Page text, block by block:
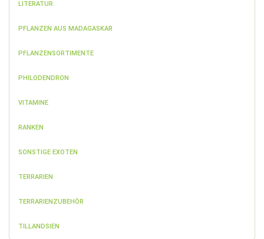
LITERATUR
PFLANZEN AUS MADAGASKAR
PFLANZENSORTIMENTE
PHILODENDRON
VITAMINE
RANKEN
SONSTIGE EXOTEN
TERRARIEN
TERRARIENZUBEHÖR
TILLANDSIEN